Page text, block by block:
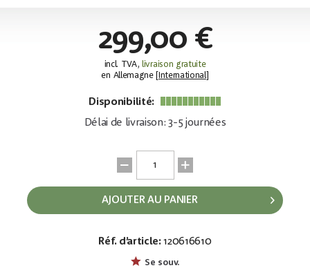
299,00 €
incl. TVA,livraison gratuite
en Allemagne [
International]
Disponibilité:
Délai de livraison: 3-5 journées
AJOUTER AU PANIER
Réf. d’article: 120616610
Se souv.